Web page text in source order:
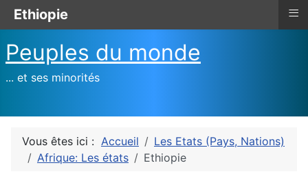
Peuples du monde
... et ses minorités
Vous êtes ici : Accueil
Les Etats (Pays, Nations)
Afrique: Les états
Ethiopie
Ethiopie ≡